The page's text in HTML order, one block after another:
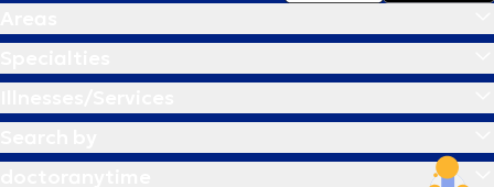
Allergy
Alzheimer's disease